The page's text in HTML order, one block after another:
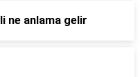
ne anlama gelir